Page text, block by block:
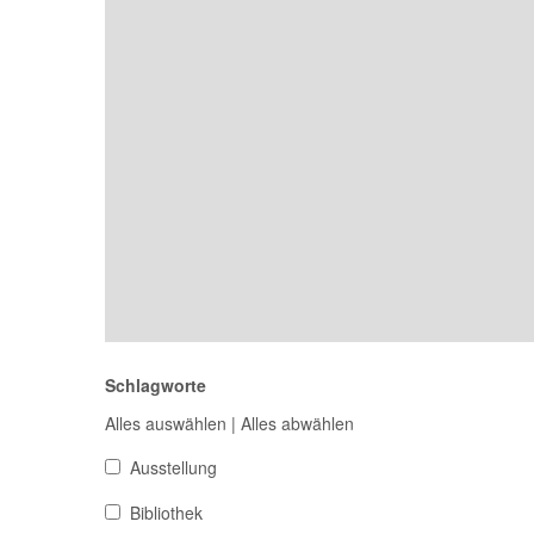
Schlagworte
Alles auswählen | Alles abwählen
Ausstellung
Bibliothek